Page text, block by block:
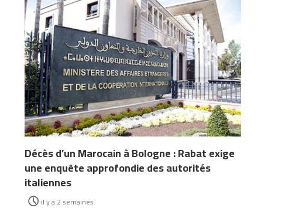
Décès d’un Marocain à Bologne : Rabat exige
une enquête approfondie des autorités
italiennes
il y a 2 semaines